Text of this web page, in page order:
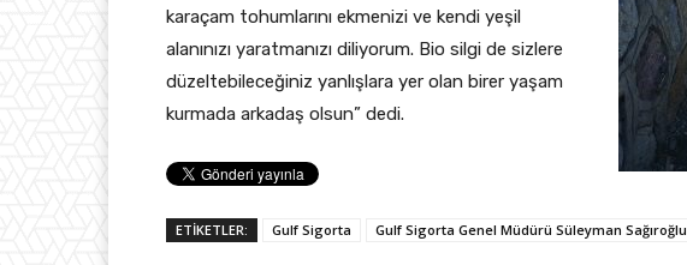
karaçam tohumlarını ekmenizi ve kendi yeşil
alanınızı yaratmanızı diliyorum. Bio silgi de sizlere
düzeltebileceğiniz yanlışlara yer olan birer yaşam
kurmada arkadaş olsun” dedi.
ETİKETLER: Gulf Sigorta Gulf Sigorta Genel Müdürü Süleyman Sağıroğlu